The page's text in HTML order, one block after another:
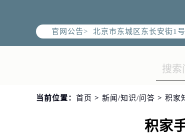
官网公告>
北京市朝阳区建国门外
北京市东城区东长安街1
节假日正常营业！
当前位置： 首页 > 新闻/知识/问答 > 积家
积家